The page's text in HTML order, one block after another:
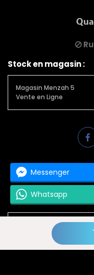
Stock en magasin :
Magasin Menzah 5
Vente en Ligne
Messenger
Whatsapp
Prévenez-moi